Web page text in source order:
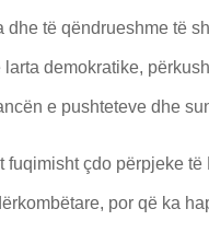
të qëndrueshme të
demokratike,
e pushteteve dhe
fuqimisht çdo përpjeke të
por që ka